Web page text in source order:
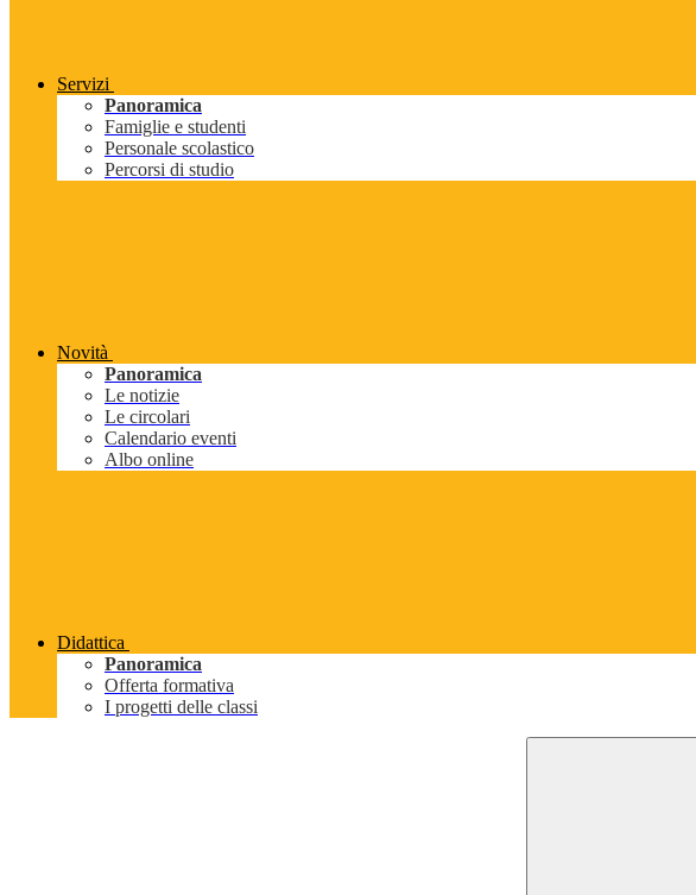
Servizi
Panoramica
Famiglie e studenti
Personale scolastico
Percorsi di studio
Novità
Panoramica
Le notizie
Le circolari
Calendario eventi
Albo online
Didattica
Panoramica
Offerta formativa
I progetti delle classi